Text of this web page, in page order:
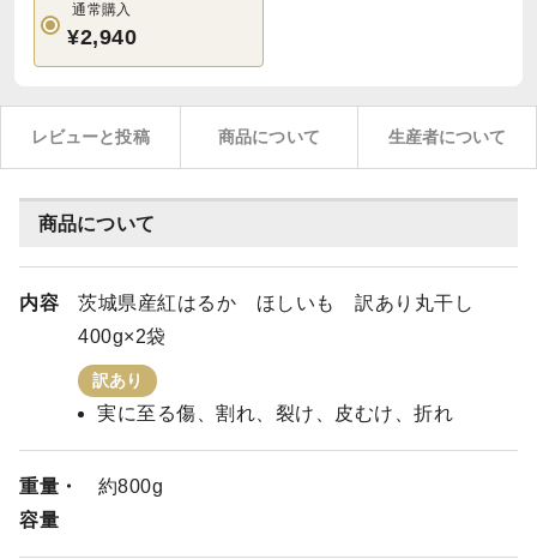
通常購入
¥2,940
レビューと投稿 商品について 生産者について
商品について
内容
茨城県産紅はるか ほしいも 訳あり丸干し
400g×2袋
訳あり
実に至る傷、割れ、裂け、皮むけ、折れ
重量・
容量
約800g